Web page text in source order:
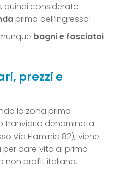
, quindi considerate
prima dell’ingresso!
bagni e fasciatoi
prezzi e
la zona prima
tranviario denominata
Via Flaminia 82), viene
dare vita al primo
non profit italiano.